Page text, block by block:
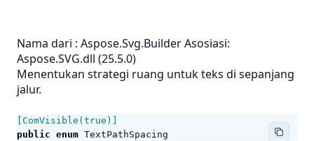
Nama dari : Aspose.Svg.BuilderAsosiasi:
Aspose.SVG.dll (25.5.0)
Menentukan strategi ruang untuk teks di sepanjang
jalur.
[ComVisible(true)]
public enum TextPathSpacing